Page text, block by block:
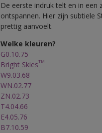
De eerste indruk telt en in
ontspannen. Hier zijn subtiele
prettig aanvoelt.
Welke kleuren?
G0.10.75
Bright SkiesTM
W9.03.68
WN.02.77
ZN.02.73
T4.04.66
E4.05.76
B7.10.59